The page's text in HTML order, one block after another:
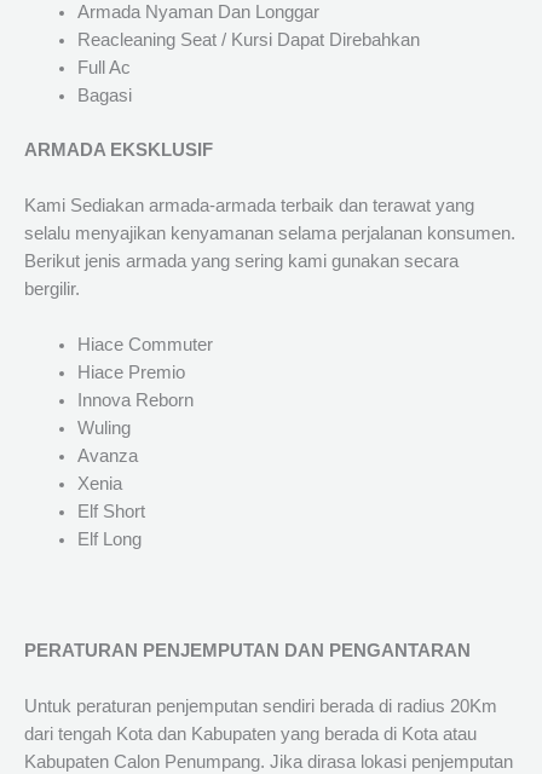
Armada Nyaman Dan Longgar
Reacleaning Seat / Kursi Dapat Direbahkan
Full Ac
Bagasi
ARMADA EKSKLUSIF
Kami Sediakan armada-armada terbaik dan terawat yang
selalu menyajikan kenyamanan selama perjalanan konsumen.
Berikut jenis armada yang sering kami gunakan secara
bergilir.
Hiace Commuter
Hiace Premio
Innova Reborn
Wuling
Avanza
Xenia
Elf Short
Elf Long
PERATURAN PENJEMPUTAN DAN PENGANTARAN
Untuk peraturan penjemputan sendiri berada di radius 20Km
dari tengah Kota dan Kabupaten yang berada di Kota atau
Kabupaten Calon Penumpang. Jika dirasa lokasi penjemputan